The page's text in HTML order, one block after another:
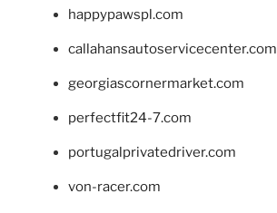
happypawspl.com
callahansautoservicecenter.com
georgiascornermarket.com
perfectfit24-7.com
portugalprivatedriver.com
von-racer.com